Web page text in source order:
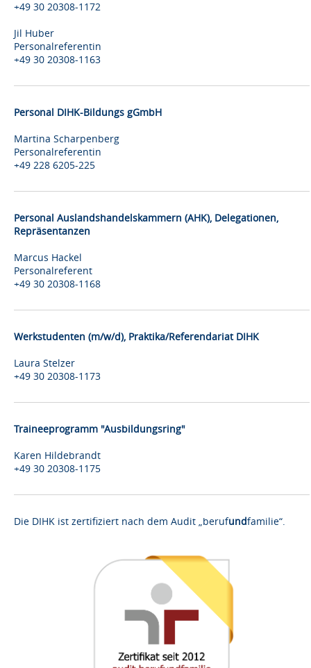
+49 30 20308-1172
Jil Huber
Personalreferentin
+49 30 20308-1163
Personal DIHK-Bildungs gGmbH
Martina Scharpenberg
Personalreferentin
+49 228 6205-225
Personal Auslandshandelskammern (AHK), Delegationen,
Repräsentanzen
Marcus Hackel
Personalreferent
+49 30 20308-1168
Werkstudenten (m/w/d), Praktika/Referendariat DIHK
Laura Stelzer
+49 30 20308-1173
Traineeprogramm "Ausbildungsring"
Karen Hildebrandt
+49 30 20308-1175
Die DIHK ist zertifiziert nach dem Audit „berufundfamilie“.